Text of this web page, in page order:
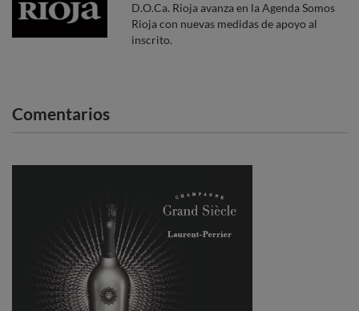
D.O.Ca. Rioja avanza en la Agenda Somos
Rioja con nuevas medidas de apoyo al
inscrito.
Comentarios